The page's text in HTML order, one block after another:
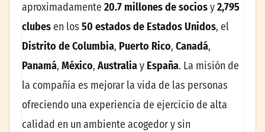
aproximadamente 20.7 millones de sociosy2,795
clubes en los 50 estados de Estados Unidos, el
Distrito de Columbia, Puerto Rico, Canadá,
Panamá, México, Australiay España. La misión de
la compañía es mejorar la vida de las personas
ofreciendo una experiencia de ejercicio de alta
calidad en un ambiente acogedor y sin